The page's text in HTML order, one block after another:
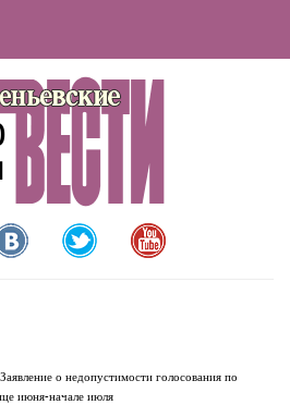
Заявление о недопустимости голосования по
июня-начале июля